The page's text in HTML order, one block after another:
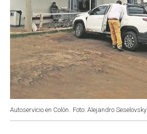
Autoservicio en Colón. Foto: Alejandro Seselovsky.